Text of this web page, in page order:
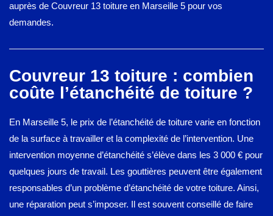
auprès de Couvreur 13 toiture en Marseille 5 pour vos
demandes.
Couvreur 13 toiture : combien
coûte l’étanchéité de toiture ?
En Marseille 5, le prix de l’étanchéité de toiture varie en fonction
de la surface à travailler et la complexité de l’intervention. Une
intervention moyenne d’étanchéité s’élève dans les 3 000 € pour
quelques jours de travail. Les gouttières peuvent être également
responsables d’un problème d’étanchéité de votre toiture. Ainsi,
une réparation peut s’imposer. Il est souvent conseillé de faire